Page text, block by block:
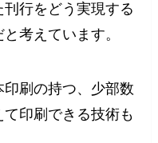
行をどう実現する
考えています。
刷の持つ、少部数
印刷できる技術も